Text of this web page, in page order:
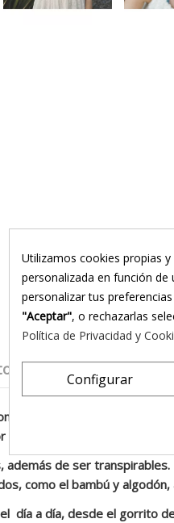
eKomi Reviews
diseñados
que tienen una gran
además de ser
como el bambú y
día a día, desde el gorrito
Utilizamos cookies propias
personalizada en función
personalizar tus
"Aceptar", o rechazarlas
Política de Privacidad y
Configurar